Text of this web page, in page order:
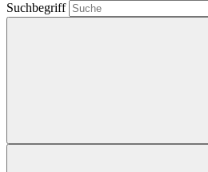
Suchbegriff